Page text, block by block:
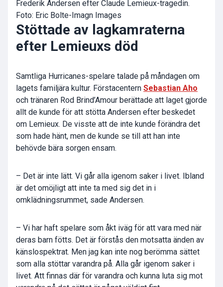
Frederik Andersen efter Claude Lemieux-tragedin.
Foto: Eric Bolte-Imagn Images
Stöttade av lagkamraterna
efter Lemieuxs död
Samtliga Hurricanes-spelare talade på måndagen om
lagets familjära kultur. Förstacentern Sebastian Aho
och tränaren Rod Brind’Amour berättade att laget gjorde
allt de kunde för att stötta Andersen efter beskedet
om Lemieux. De visste att de inte kunde förändra det
som hade hänt, men de kunde se till att han inte
behövde bära sorgen ensam.
– Det är inte lätt. Vi går alla igenom saker i livet. Ibland
är det omöjligt att inte ta med sig det in i
omklädningsrummet, sade Andersen.
– Vi har haft spelare som åkt iväg för att vara med när
deras barn fötts. Det är förstås den motsatta änden av
känslospektrat. Men jag kan inte nog berömma sättet
som alla stöttar varandra på. Alla går igenom saker i
livet. Att finnas där för varandra och kunna luta sig mot